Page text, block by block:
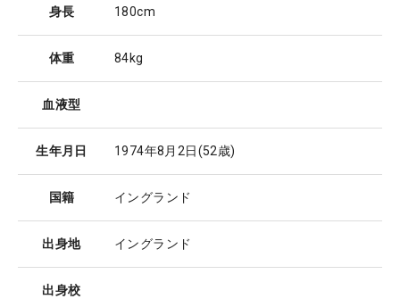
身長 180cm
体重 84kg
血液型
生年月日 1974年8月2日(52歳)
国籍 イングランド
出身地 イングランド
出身校